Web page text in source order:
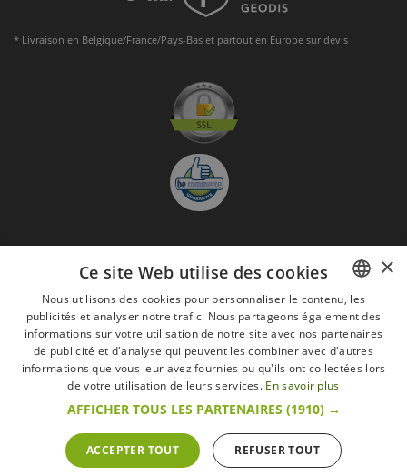
* Livraison en Belgique/France/Pays-Bas et partout en Europe sur devis
S'abonner à la Newsletter
Je suis d'accord avec les Mentions légales
Toutes les marques Conditions générales
Mentions légales
Retour & Droit de rétractation
FAQ Recrutement
s'entendent toutes taxes comprises.
Conformément au livre VI « Pratiques du marché et protection du consommateur » du
Code belge de droit économique.
Le Client agissant en tant que consommateur dispose d’un droit de
FRENCH
DUTCH
×
Ce site Web utilise des cookies
Nous utilisons des cookies pour personnaliser le contenu, les
publicités et analyser notre trafic. Nous partageons également des
informations sur votre utilisation de notre site avec nos partenaires
de publicité et d'analyse qui peuvent les combiner avec d'autres
informations que vous leur avez fournies ou qu'ils ont collectées lors
de votre utilisation de leurs services. En savoir plus
AFFICHER TOUS LES PARTENAIRES (1910) →
ACCEPTER TOUT REFUSER TOUT